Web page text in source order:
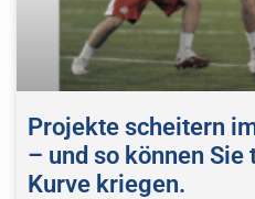
Projekte scheitern
– und so können
Kurve kriegen.